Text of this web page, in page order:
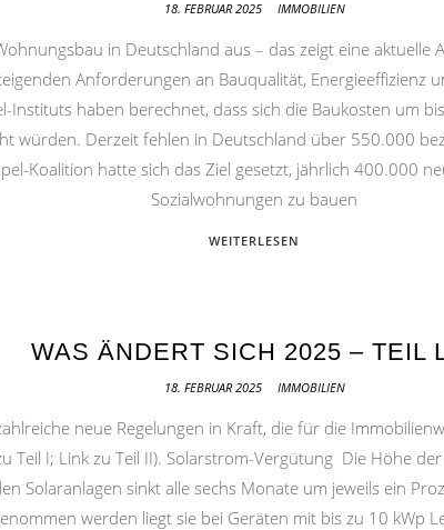
18. FEBRUAR 2025 IMMOBILIEN
in Deutschland aus – das zeigt eine aktuelle
Anforderungen an Bauqualität, Energieeffizienz
Instituts haben berechnet, dass sich die Baukosten um
würden. Derzeit fehlen in Deutschland über 550.000
Koalition hatte sich das Ziel gesetzt, jährlich 400.000
Sozialwohnungen zu bauen
WEITERLESEN
WAS ÄNDERT SICH 2025 – TEIL
18. FEBRUAR 2025 IMMOBILIEN
neue Regelungen in Kraft, die für die
Teil I; Link zu Teil II). Solarstrom-Vergütung Die Höhe
Solaranlagen sinkt alle sechs Monate um jeweils ein
werden liegt sie bei Geräten mit bis zu 10 kWp